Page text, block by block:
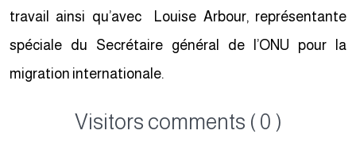
travail ainsi qu’avec Louise Arbour, représentante
spéciale du Secrétaire général de l’ONU pour la
migration internationale.
Visitors comments ( 0 )